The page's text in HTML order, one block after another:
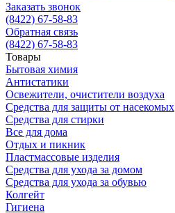
Заказать звонок
(8422) 67-58-83
Обратная связь
(8422) 67-58-83
Товары
Бытовая химия
Антистатики
Освежители, очистители воздуха
Средства для защиты от насекомых
Средства для стирки
Все для дома
Отдых и пикник
Пластмассовые изделия
Средства для ухода за домом
Средства для ухода за обувью
Колгейт
Гигиена